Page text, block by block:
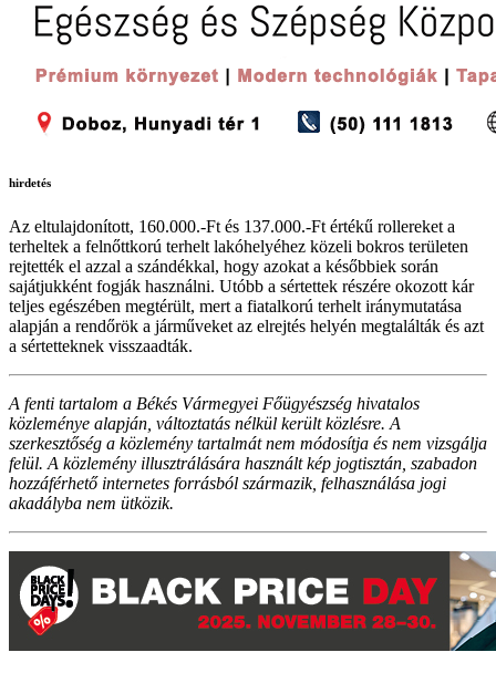
hirdetés
Az eltulajdonított, 160.000.-Ft és 137.000.-Ft értékű rollereket a
terheltek a felnőttkorú terhelt lakóhelyéhez közeli bokros területen
rejtették el azzal a szándékkal, hogy azokat a későbbiek során
sajátjukként fogják használni. Utóbb a sértettek részére okozott kár
teljes egészében megtérült, mert a fiatalkorú terhelt iránymutatása
alapján a rendőrök a járműveket az elrejtés helyén megtalálták és azt
a sértetteknek visszaadták.
A fenti tartalom a Békés Vármegyei Főügyészség hivatalos
közleménye alapján, változtatás nélkül került közlésre. A
szerkesztőség a közlemény tartalmát nem módosítja és nem vizsgálja
felül. A közlemény illusztrálására használt kép jogtisztán, szabadon
hozzáférhető internetes forrásból származik, felhasználása jogi
akadályba nem ütközik.